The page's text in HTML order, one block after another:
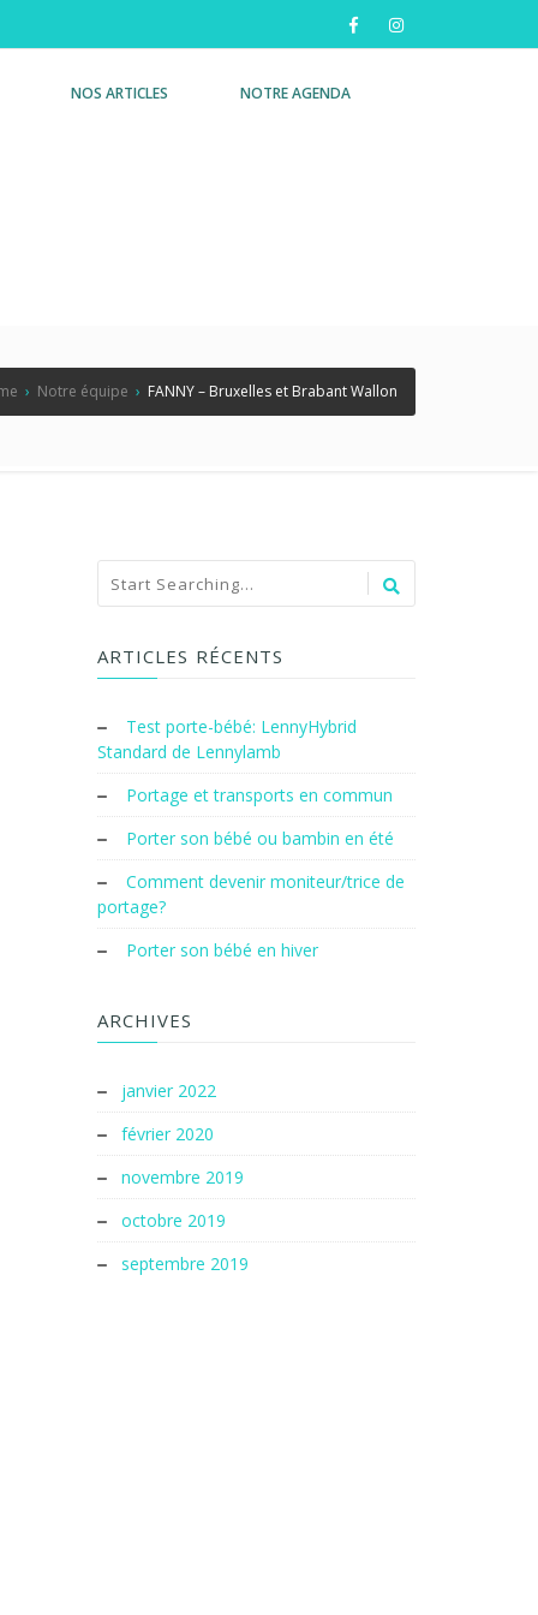
NOS ARTICLES NOTRE AGENDA
› Notre équipe › FANNY – Bruxelles et Brabant Wallon
ARTICLES RÉCENTS
Test porte-bébé: LennyHybrid
Standard de Lennylamb
Portage et transports en commun
Porter son bébé ou bambin en été
Comment devenir moniteur/trice de
portage?
Porter son bébé en hiver
ARCHIVES
janvier 2022
février 2020
novembre 2019
octobre 2019
septembre 2019